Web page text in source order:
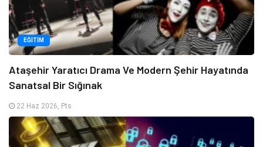
EĞITIM
Ataşehir Yaratıcı Drama Ve Modern Şehir Hayatında
Sanatsal Bir Sığınak
22 Haz 2026, Pts